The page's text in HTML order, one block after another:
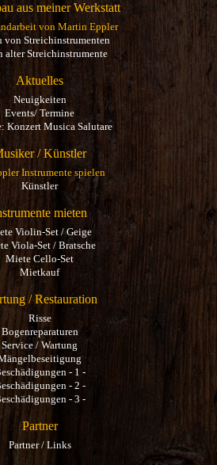
aus meiner Werkstatt
von Martin Eppler
von Streichinstrumenten
alter Streichinstrumente
Aktuelles
Neuigkeiten
Events/ Termine
Konzert Musica Salutare
/ Künstler
Instrumente spielen
Künstler
mieten
Violin-Set / Geige
Viola-Set / Bratsche
Miete Cello-Set
Mietkauf
/ Restauration
Risse
Bogenreparaturen
Service / Wartung
- 1 -
- 2 -
- 3 -
Partner
Partner / Links